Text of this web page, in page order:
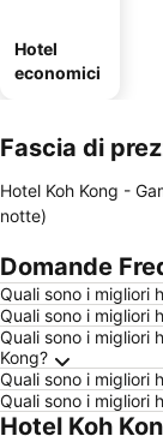
Hotel
economici
Fascia di
Hotel Koh Kong -
notte)
Domande
Quali sono i migliori
Quali sono i migliori
Quali sono i migliori
Kong?
Quali sono i migliori
Quali sono i migliori
Hotel Koh